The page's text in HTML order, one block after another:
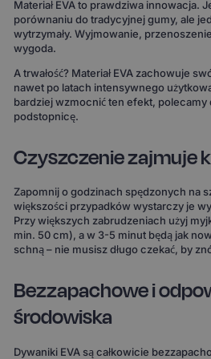
Materiał EVA to prawdziwa innowacja.
porównaniu do tradycyjnej gumy, ale
wytrzymały. Wyjmowanie,
wygoda.
A trwałość? Materiał EVA zachowuje
nawet po latach intensywnego
bardziej wzmocnić ten efekt, polecamy
podstopnicę.
Czyszczenie zajmuje
Zapomnij o godzinach spędzonych na
większości przypadków wystarczy je
Przy większych zabrudzeniach użyj
min. 50 cm), a w 3-5 minut będą jak
schną – nie musisz długo czekać, by
Bezzapachowe i
środowiska
Dywaniki EVA są całkowicie